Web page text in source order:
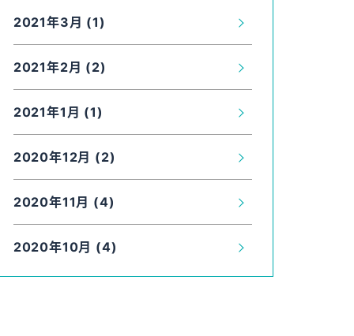
2021年3月 (1)
2021年2月 (2)
2021年1月 (1)
2020年12月 (2)
2020年11月 (4)
2020年10月 (4)